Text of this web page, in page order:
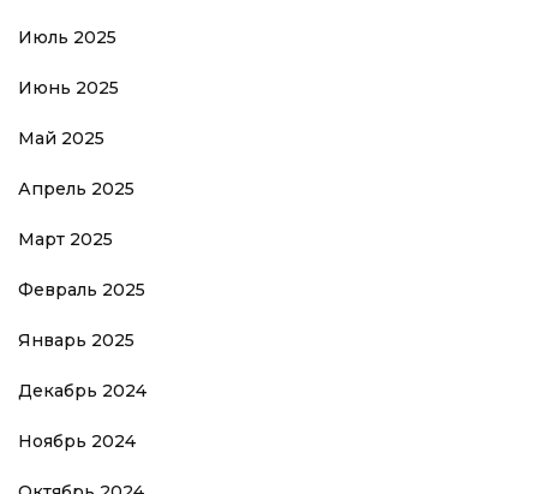
Июль 2025
Июнь 2025
Май 2025
Апрель 2025
Март 2025
Февраль 2025
Январь 2025
Декабрь 2024
Ноябрь 2024